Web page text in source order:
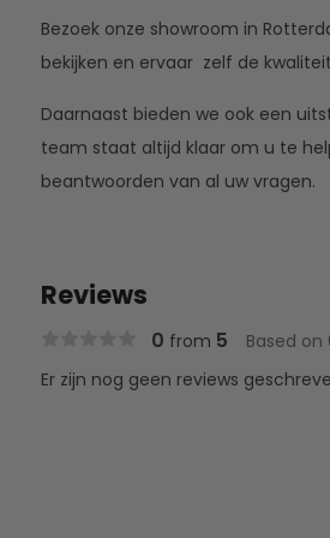
Bezoek onze showroom in
bekijken en ervaar zelf de
Daarnaast bieden we ook een
team staat altijd klaar om u te
beantwoorden van al uw vragen.
Reviews
0 from 5 Based on
Er zijn nog geen reviews